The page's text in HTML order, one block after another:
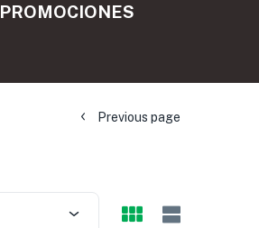
PROMOCIONES
Previous page